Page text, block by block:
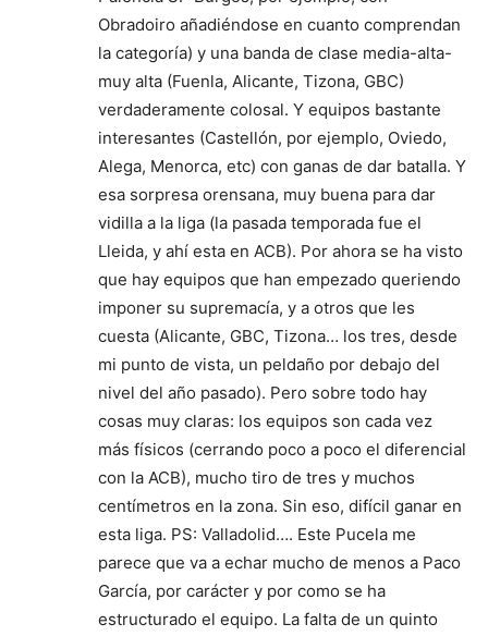
Obradoiro añadiéndose en cuanto comprendan
la categoría) y una banda de clase media-alta-
muy alta (Fuenla, Alicante, Tizona, GBC)
verdaderamente colosal. Y equipos bastante
interesantes (Castellón, por ejemplo, Oviedo,
Alega, Menorca, etc) con ganas de dar batalla. Y
esa sorpresa orensana, muy buena para dar
vidilla a la liga (la pasada temporada fue el
Lleida, y ahí esta en ACB). Por ahora se ha visto
que hay equipos que han empezado queriendo
imponer su supremacía, y a otros que les
cuesta (Alicante, GBC, Tizona… los tres, desde
mi punto de vista, un peldaño por debajo del
nivel del año pasado). Pero sobre todo hay
cosas muy claras: los equipos son cada vez
más físicos (cerrando poco a poco el diferencial
con la ACB), mucho tiro de tres y muchos
centímetros en la zona. Sin eso, difícil ganar en
esta liga. PS: Valladolid…. Este Pucela me
parece que va a echar mucho de menos a Paco
García, por carácter y por como se ha
estructurado el equipo. La falta de un quinto